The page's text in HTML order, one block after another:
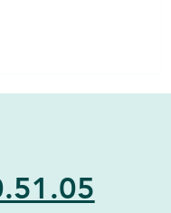
is. We...